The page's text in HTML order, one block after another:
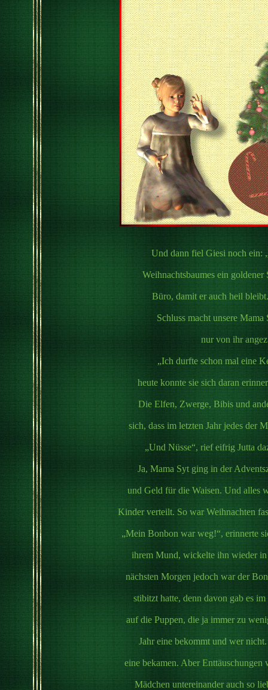
Und dann fiel Giesi noch ein:
Weihnachtsbaumes ein
Büro, damit er auch heil
Schluss macht unsere
nur von ihr
„Ich durfte schon mal eine
heute konnte sie sich daran
Die Elfen, Zwerge, Bibis und
sich, dass im letzten Jahr jedes der
„Und Nüsse“, rief eifrig Jutta
Ja, Mama Syt ging in der
und Geld für die Waisen. Und alles
Kinder verteilt. So war Weihnachten
„Mein Bonbon war weg!“, erinnerte
ihrem Mund, wickelte ihn wieder in
nächsten Morgen jedoch war der
stibitzt hatte, denn davon gab es
auf die Puppen, die ja immer zu
Jahr eine bekommt und wer
eine bekamen. Aber
Mädchen untereinander auch so